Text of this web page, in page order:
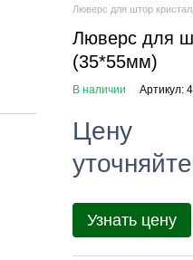
Люверс для штор
Люверс для
(35*55мм)
В наличии Артикул:
Цену
уточняйте
Узнать цену